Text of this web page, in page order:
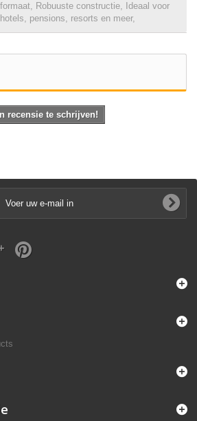
formaat, Robuuste constructie, Ideaal voor
hotels, pensions, resorts en meer,
recensie te schrijven!